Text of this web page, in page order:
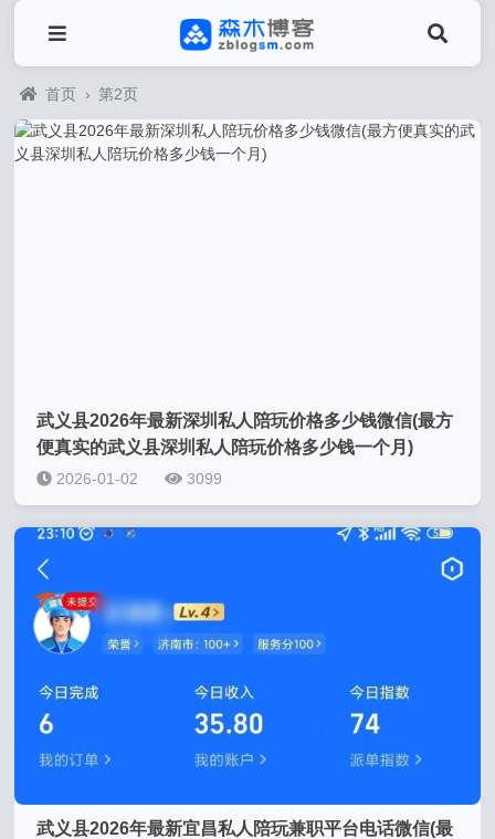
首页 › 第2页
武义县2026年最新深圳私人陪玩价格多少钱微信(最方
便真实的武义县深圳私人陪玩价格多少钱一个月)
2026-01-02 3099
武义县2026年最新宜昌私人陪玩兼职平台电话微信(最